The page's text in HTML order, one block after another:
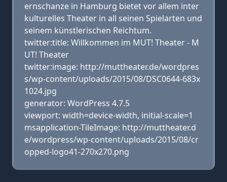
ernschanze in Hamburg bietet vor allem inter
kulturelles Theater in all seinen Spielarten und
seinem künstlerischen Reichtum.
twitter:title: Willkommen im MUT! Theater - M
UT! Theater
twitter:image: http://muttheater.de/wordpres
s/wp-content/uploads/2015/08/DSC0644-683x
1024.jpg
generator: WordPress 4.7.5
viewport: width=device-width, initial-scale=1
msapplication-TileImage: http://muttheater.d
e/wordpress/wp-content/uploads/2015/08/cr
opped-logo41-270x270.png